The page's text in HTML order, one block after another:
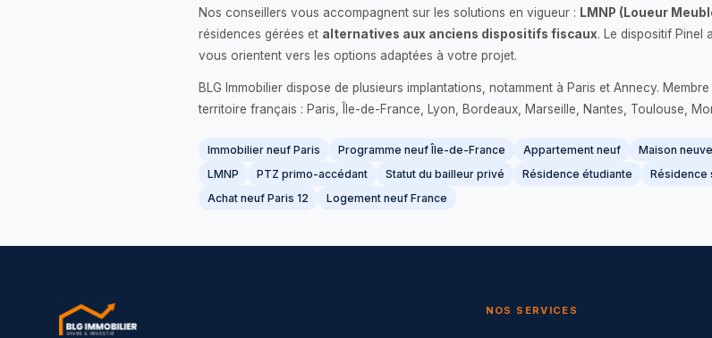
Nos conseillers vous accompagnent sur les solutions en vigueur : LMNP (Loueur
résidences gérées et alternatives aux anciens dispositifs fiscaux. Le dispositif Pinel
vous orientent vers les options adaptées à votre projet.
BLG Immobilier dispose de plusieurs implantations, notamment à Paris et Annecy.
territoire français : Paris, Île-de-France, Lyon, Bordeaux, Marseille, Nantes, Toulouse,
Immobilier neuf Paris Programme neuf Île-de-France Appartement neuf Maison neuve
LMNP
PTZ primo-accédant Statut du bailleur privé Résidence étudiante Résidence
Achat neuf Paris 12
Logement neuf France
NOS SERVICES